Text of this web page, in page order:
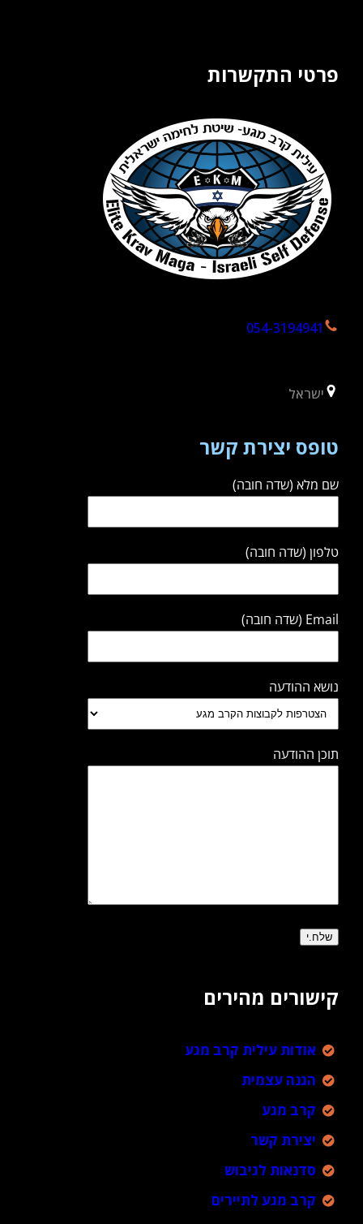
פרטי התקשרות
054-3194941
ישראל
טופס יצירת קשר
שם מלא (שדה חובה)
טלפון (שדה חובה)
Email (שדה חובה)
נושא ההודעה
תוכן ההודעה
קישורים מהירים
אודות עילית קרב מגע
הגנה עצמית
קרב מגע
יצירת קשר
סדנאות לגיבוש
קרב מגע לתיירים